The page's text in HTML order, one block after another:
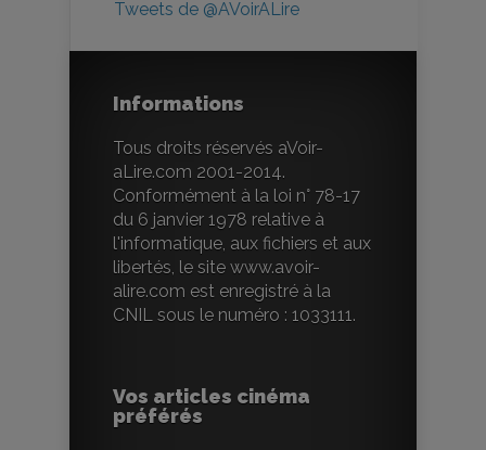
Tweets de @AVoirALire
Informations
Tous droits réservés aVoir-
aLire.com 2001-2014.
Conformément à la loi n° 78-17
du 6 janvier 1978 relative à
l'informatique, aux fichiers et aux
libertés, le site www.avoir-
alire.com est enregistré à la
CNIL sous le numéro : 1033111.
Vos articles cinéma
préférés